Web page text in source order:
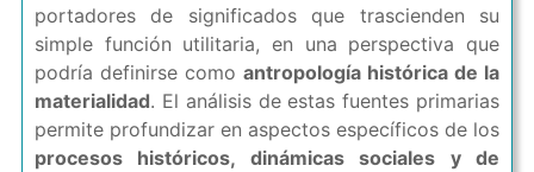
portadores de significados que trascienden su
simple función utilitaria, en una perspectiva que
podría definirse como antropología histórica de la
materialidad. El análisis de estas fuentes primarias
permite profundizar en aspectos específicos de los
procesos históricos, dinámicas sociales y de